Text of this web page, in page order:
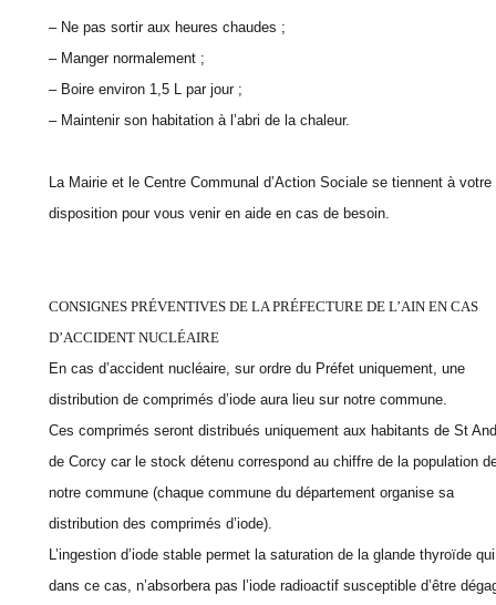
– Ne pas sortir aux heures chaudes ;
– Manger normalement ;
– Boire environ 1,5 L par jour ;
– Maintenir son habitation à l’abri de la chaleur.
La Mairie et le Centre Communal d’Action Sociale se tiennent à votre
disposition pour vous venir en aide en cas de besoin.
CONSIGNES PRÉVENTIVES DE LA PRÉFECTURE DE L’AIN EN CAS
D’ACCIDENT NUCLÉAIRE
En cas d’accident nucléaire, sur ordre du Préfet uniquement, une
distribution de comprimés d’iode aura lieu sur notre commune.
Ces comprimés seront distribués uniquement aux habitants de St
de Corcy car le stock détenu correspond au chiffre de la population
notre commune (chaque commune du département organise sa
distribution des comprimés d’iode).
L’ingestion d’iode stable permet la saturation de la glande thyroïde
dans ce cas, n’absorbera pas l’iode radioactif susceptible d’être